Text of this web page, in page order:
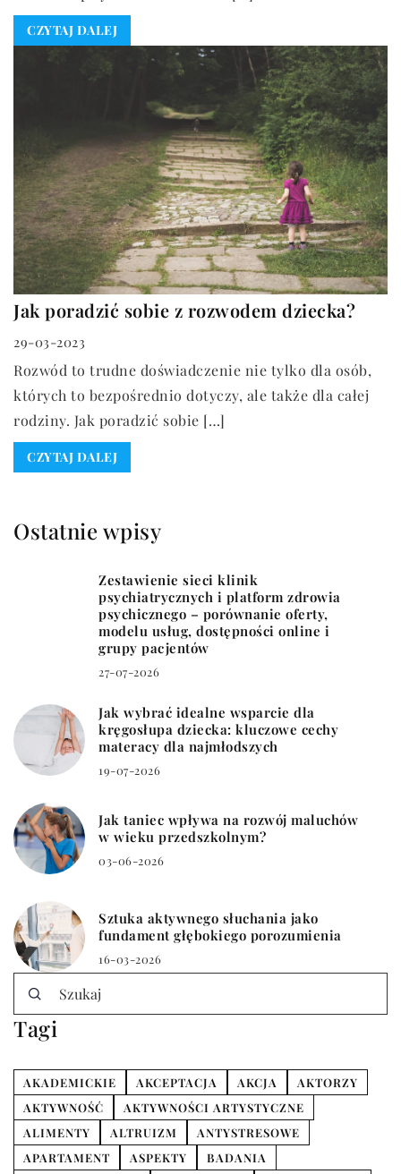
CZYTAJ DALEJ
Jak poradzić sobie z rozwodem dziecka?
29-03-2023
Rozwód to trudne doświadczenie nie tylko dla osób,
których to bezpośrednio dotyczy, ale także dla całej
rodziny. Jak poradzić sobie […]
CZYTAJ DALEJ
Ostatnie wpisy
Zestawienie sieci klinik
psychiatrycznych i platform zdrowia
psychicznego – porównanie oferty,
modelu usług, dostępności online i
grupy pacjentów
27-07-2026
Jak wybrać idealne wsparcie dla
kręgosłupa dziecka: kluczowe cechy
materacy dla najmłodszych
19-07-2026
Jak taniec wpływa na rozwój maluchów
w wieku przedszkolnym?
03-06-2026
Sztuka aktywnego słuchania jako
fundament głębokiego porozumienia
16-03-2026
Tagi
AKADEMICKIE AKCEPTACJA AKCJA
AKTORZY
AKTYWNOŚĆ
AKTYWNOŚCI ARTYSTYCZNE
ALIMENTY
ALTRUIZM
ANTYSTRESOWE
APARTAMENT
ASPEKTY
BADANIA